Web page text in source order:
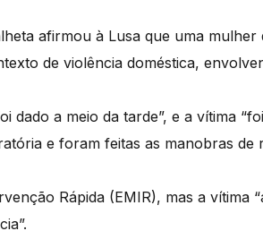
afirmou à Lusa que uma
de violência doméstica,
a meio da tarde”, e a vítima
e foram feitas as manobras de
Rápida (EMIR), mas a vítima